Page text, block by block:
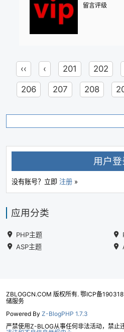
留言评级
‹‹ ‹ 201 202
206 207 208
用户登
没有账号？立即 注册 »
应用分类
PHP主题
ASP主题
ZBLOGCN.COM 版权所有. 鄂ICP备
储服务
Powered By Z-BlogPHP 1.7.3
严禁使用Z-BLOG从事任何非法活动，禁止